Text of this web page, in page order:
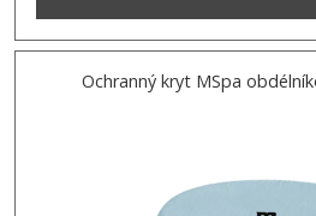
Ochranný kryt MSpa